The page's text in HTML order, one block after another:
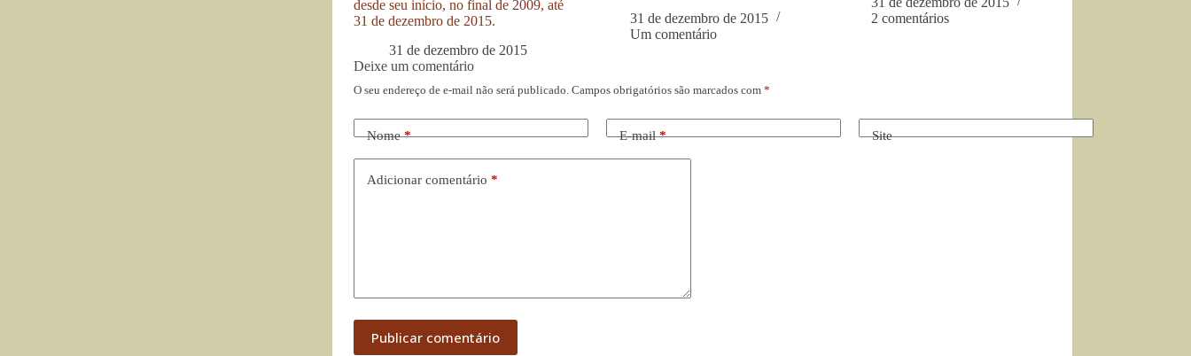
desde seu início, no final de 2009, até
31 de dezembro de 2015.
31 de dezembro de 2015
31 de dezembro de 2015
Um comentário
2 comentários
Deixe um comentário
O seu endereço de e-mail não será publicado. Campos obrigatórios são marcados com *
Nome* E-mail* Site
Adicionar comentário *
Publicar comentário